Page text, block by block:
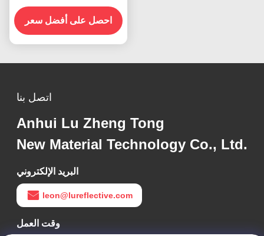
سنوات مع لاصق حساس
للضغط وبنية موشورية
كاملة المكعب
احصل على أفضل سعر
اتصل بنا
Anhui Lu Zheng Tong
New Material Technology Co., Ltd.
البريد الإلكتروني
leon@lureflective.com
وقت العمل